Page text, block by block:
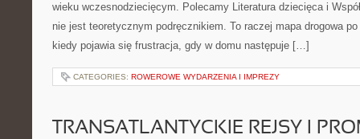
wieku wczesnodziecięcym. Polecamy Literatura dziecięca i
nie jest teoretycznym podręcznikiem. To raczej mapa drogowa
kiedy pojawia się frustracja, gdy w domu następuje […]
CATEGORIES: ROWEROWE WYDARZENIA I IMPREZY
TRANSATLANTYCKIE REJSY I